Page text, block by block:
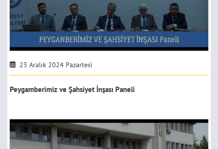
23 Aralık 2024 Pazartesi
Peygamberimiz ve Şahsiyet İnşası Paneli